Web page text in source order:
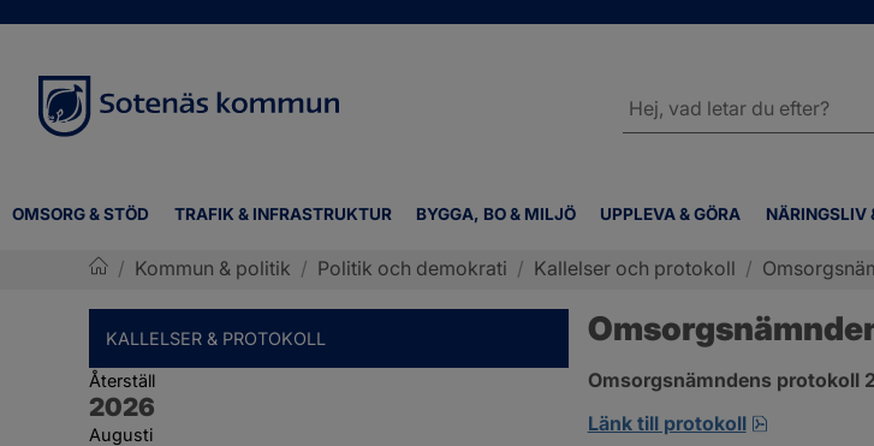
OMSORG & STÖD TRAFIK & INFRASTRUKTUR BYGGA, BO & MILJÖ UPPLEVA & GÖRA NÄRINGSLIV
webbplatsen
/ Kommun & politik / Politik och demokrati / Kallelser och protokoll /
KALLELSER & PROTOKOLL
Återställ
År:
2026
Augusti
Omsorgsnämndens protokoll
Länk till protokoll
pdf, 360.6